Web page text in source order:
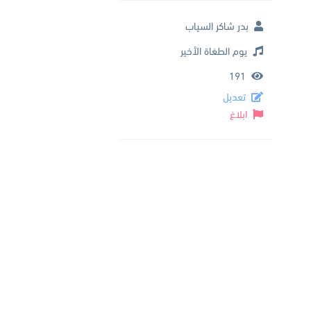
بدر شاكر السياب
يوم الطغاة الأخير
191
تعديل
ابلاغ